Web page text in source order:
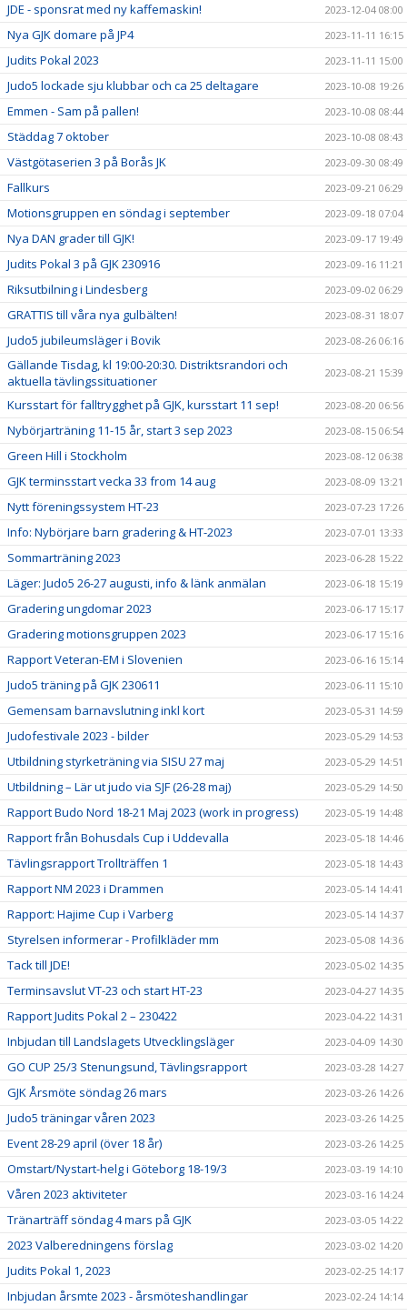
JDE - sponsrat med ny kaffemaskin! 2023-12-04 08:00
Nya GJK domare på JP4 2023-11-11 16:15
Judits Pokal 2023 2023-11-11 15:00
Judo5 lockade sju klubbar och ca 25 deltagare 2023-10-08 19:26
Emmen - Sam på pallen! 2023-10-08 08:44
Städdag 7 oktober 2023-10-08 08:43
Västgötaserien 3 på Borås JK 2023-09-30 08:49
Fallkurs 2023-09-21 06:29
Motionsgruppen en söndag i september 2023-09-18 07:04
Nya DAN grader till GJK! 2023-09-17 19:49
Judits Pokal 3 på GJK 230916 2023-09-16 11:21
Riksutbilning i Lindesberg 2023-09-02 06:29
GRATTIS till våra nya gulbälten! 2023-08-31 18:07
Judo5 jubileumsläger i Bovik 2023-08-26 06:16
Gällande Tisdag, kl 19:00-20:30. Distriktsrandori och
aktuella tävlingssituationer
2023-08-21 15:39
Kursstart för falltrygghet på GJK, kursstart 11 sep! 2023-08-20 06:56
Nybörjarträning 11-15 år, start 3 sep 2023 2023-08-15 06:54
Green Hill i Stockholm 2023-08-12 06:38
GJK terminsstart vecka 33 from 14 aug 2023-08-09 13:21
Nytt föreningssystem HT-23 2023-07-23 17:26
Info: Nybörjare barn gradering & HT-2023 2023-07-01 13:33
Sommarträning 2023 2023-06-28 15:22
Läger: Judo5 26-27 augusti, info & länk anmälan 2023-06-18 15:19
Gradering ungdomar 2023 2023-06-17 15:17
Gradering motionsgruppen 2023 2023-06-17 15:16
Rapport Veteran-EM i Slovenien 2023-06-16 15:14
Judo5 träning på GJK 230611 2023-06-11 15:10
Gemensam barnavslutning inkl kort 2023-05-31 14:59
Judofestivale 2023 - bilder 2023-05-29 14:53
Utbildning styrketräning via SISU 27 maj 2023-05-29 14:51
Utbildning – Lär ut judo via SJF (26-28 maj) 2023-05-29 14:50
Rapport Budo Nord 18-21 Maj 2023 (work in progress) 2023-05-19 14:48
Rapport från Bohusdals Cup i Uddevalla 2023-05-18 14:46
Tävlingsrapport Trollträffen 1 2023-05-18 14:43
Rapport NM 2023 i Drammen 2023-05-14 14:41
Rapport: Hajime Cup i Varberg 2023-05-14 14:37
Styrelsen informerar - Profilkläder mm 2023-05-08 14:36
Tack till JDE! 2023-05-02 14:35
Terminsavslut VT-23 och start HT-23 2023-04-27 14:35
Rapport Judits Pokal 2 – 230422 2023-04-22 14:31
Inbjudan till Landslagets Utvecklingsläger 2023-04-09 14:30
GO CUP 25/3 Stenungsund, Tävlingsrapport 2023-03-28 14:27
GJK Årsmöte söndag 26 mars 2023-03-26 14:26
Judo5 träningar våren 2023 2023-03-26 14:25
Event 28-29 april (över 18 år) 2023-03-26 14:25
Omstart/Nystart-helg i Göteborg 18-19/3 2023-03-19 14:10
Våren 2023 aktiviteter 2023-03-16 14:24
Tränarträff söndag 4 mars på GJK 2023-03-05 14:22
2023 Valberedningens förslag 2023-03-02 14:20
Judits Pokal 1, 2023 2023-02-25 14:17
Inbjudan årsmte 2023 - årsmöteshandlingar 2023-02-24 14:14